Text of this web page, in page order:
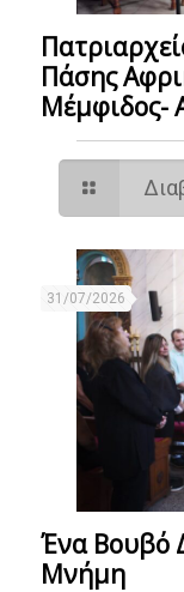
Πάσης
Μέμφιδος-
31/07/2026
Ένα Βουβό
Μνήμη